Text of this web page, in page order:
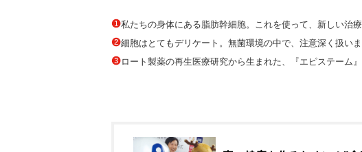
私たちの身体にある脂肪幹細胞。これを使って、新しい治療
細胞はとてもデリケート。無菌環境の中で、注意深く扱いま
ロート製薬の再生医療研究から生まれた、『エピステーム